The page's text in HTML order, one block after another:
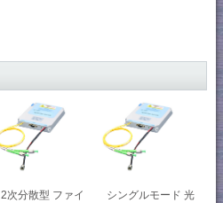
2次分散型 ファイ
シングルモード 光